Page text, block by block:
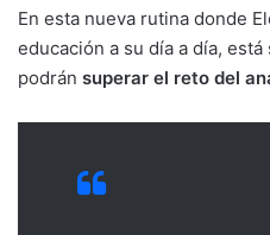
En esta nueva rutina donde
educación a su día a día,
podrán superar el reto del